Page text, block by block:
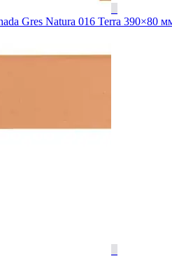
Gres Natura 016 Terra 390×80